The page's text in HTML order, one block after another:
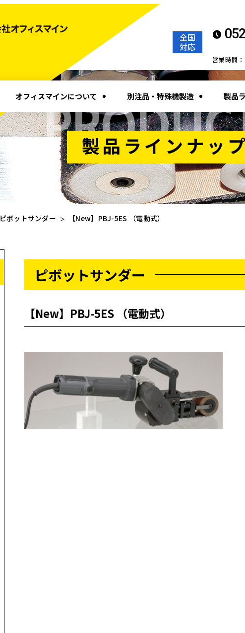
全国
対応
営業時間
オフィスマインについて 別注品・特殊機製造 製品
製品ラインナップ
ピボットサンダー 【New】PBJ-5ES （電動式）
ピボットサンダー
【New】PBJ-5ES （電動式）